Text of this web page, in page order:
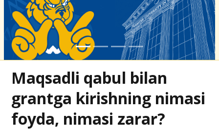
Maqsadli qabul bilan
grantga kirishning nimasi
foyda, nimasi zarar?